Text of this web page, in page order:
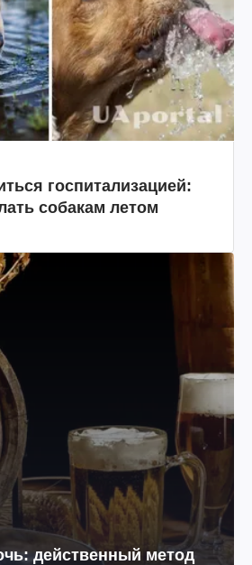
госпитализацией:
собакам летом
действенный метод